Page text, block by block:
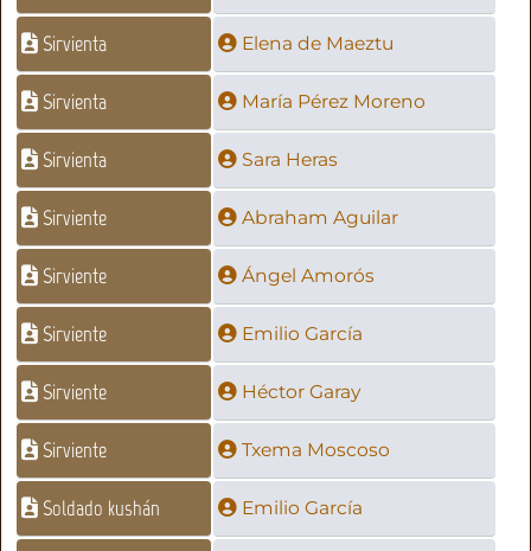
Sirvienta Elena de Maeztu
Sirvienta María Pérez Moreno
Sirvienta Sara Heras
Sirviente Abraham Aguilar
Sirviente Ángel Amorós
Sirviente Emilio García
Sirviente Héctor Garay
Sirviente Txema Moscoso
Soldado kushán Emilio García